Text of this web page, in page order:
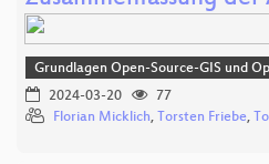
Grundlagen Open-Source-GIS und
2024-03-20
77
Florian Micklich, Torsten Friebe,